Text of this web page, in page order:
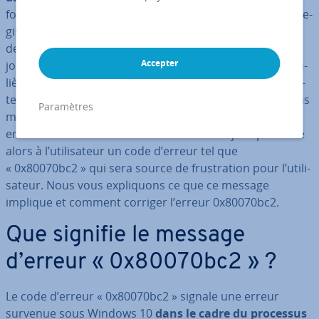
fournit à tous les uti­li­sa­teurs disposant de versions en­re­
gis­trées des nouvelles mises à jour au plus tard le
deuxième mardi du mois. Mais ce processus de mise à
jour via le
centre de mises à jour im­plé­menté
est ré­gu­
liè­re­ment source de désarroi pour de nombreux uti­li­sa­
teurs. Il n’est donc pas rare que ce processus ne soit pas
mené à terme parce que, de façon assez ironique, une
erreur est survenue. Le centre de mises à jour présente
alors à l’uti­li­sa­teur un code d’erreur tel que
« 0x80070bc2 » qui sera source de frus­tra­tion pour l’uti­li­
sa­teur. Nous vous ex­pli­quons ce que ce message
implique et comment corriger l’erreur 0x80070bc2.
Que signifie le message
d’erreur « 0x80070bc2 » ?
Le code d’erreur « 0x80070bc2 » signale une erreur
survenue sous Windows 10dans le cadre du processus
Accepter
Paramètres